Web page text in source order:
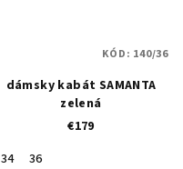
dámsky kabát SAMANTA
zelená
€179
34
36
KÓD: 140/36